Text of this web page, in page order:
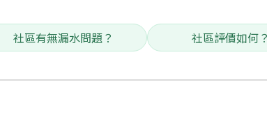
社區有無漏水問題？ 社區評價如何？